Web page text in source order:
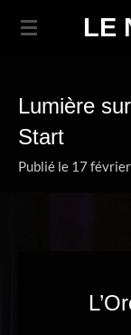
Passer
LE
Lumière
Start
Publié le 17